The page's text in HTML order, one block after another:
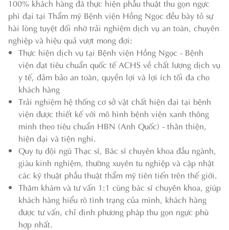
100% khách hàng đã thực hiện phẫu thuật thu gọn ngực
phì đại tại Thẩm mỹ Bệnh viện Hồng Ngọc đều bày tỏ sự
hài lòng tuyệt đối nhờ trải nghiệm dịch vụ an toàn, chuyên
nghiệp và hiệu quả vượt mong đợi:
Thực hiện dịch vụ tại Bệnh viện Hồng Ngọc - Bệnh
viện đạt tiêu chuẩn quốc tế ACHS về chất lượng dịch vụ
y tế, đảm bảo an toàn, quyền lợi và lợi ích tối đa cho
khách hàng
Trải nghiệm hệ thống cơ sở vật chất hiện đại tại bệnh
viện được thiết kế với mô hình bệnh viện xanh thông
minh theo tiêu chuẩn HBN (Anh Quốc) - thân thiện,
hiện đại và tiện nghi.
Quy tụ đội ngũ Thạc sĩ, Bác sĩ chuyên khoa đầu ngành,
giàu kinh nghiệm, thường xuyên tu nghiệp và cập nhật
các kỹ thuật phẫu thuật thẩm mỹ tiên tiến trên thế giới.
Thăm khám và tư vấn 1:1 cùng bác sĩ chuyên khoa, giúp
khách hàng hiểu rõ tình trạng của mình, khách hàng
được tư vấn, chỉ định phương pháp thu gọn ngực phù
hợp nhất.